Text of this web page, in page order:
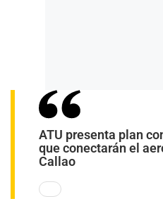
ATU presenta plan
que conectarán el
Callao